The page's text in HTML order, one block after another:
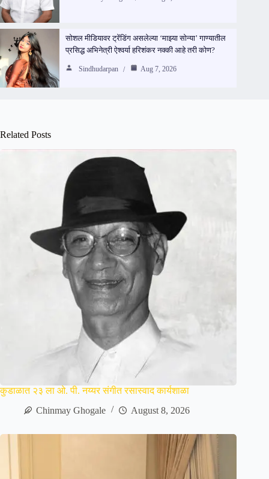
सोशल मीडियावर ट्रेंडिंग असलेल्या ‘माझ्या सोन्या’ गाण्यातील
प्रसिद्ध अभिनेत्री ऐश्वर्या हरिशंकर नक्की आहे तरी कोण?
Sindhudarpan Aug 7, 2026
Related Posts
कुडाळात २३ ला ओ. पी. नय्यर संगीत रसास्वाद कार्यशाळा
Chinmay Ghogale
August 8, 2026